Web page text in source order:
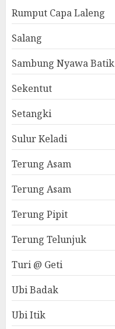
Rumput Capa Laleng
Salang
Sambung Nyawa Batik
Sekentut
Setangki
Sulur Keladi
Terung Asam
Terung Asam
Terung Pipit
Terung Telunjuk
Turi @ Geti
Ubi Badak
Ubi Itik